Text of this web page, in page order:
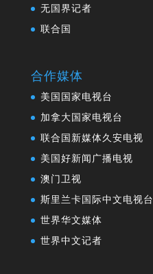
无国界记者
联合国
合作媒体
美国国家电视台
加拿大国家电视台
联合国新媒体久安电视
美国好新闻广播电视
澳门卫视
斯里兰卡国际中文电视台
世界华文媒体
世界中文记者